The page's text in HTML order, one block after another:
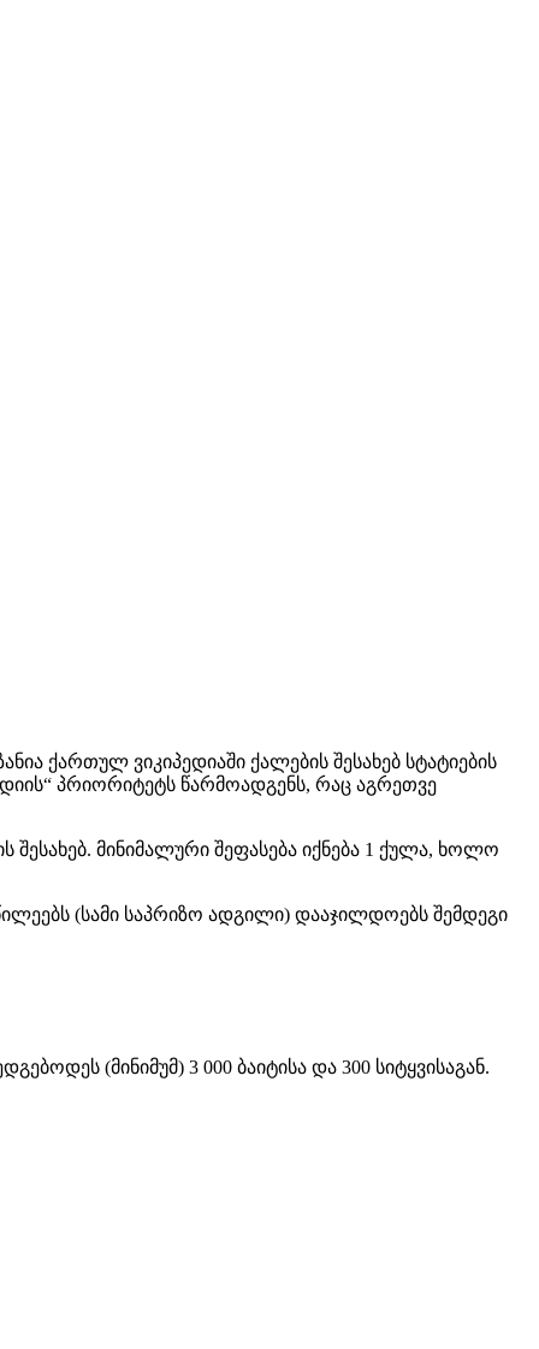
ქართულ ვიკიპედიაში ქალების შესახებ სტატიების
პრიორიტეტს წარმოადგენს, რაც აგრეთვე
შესახებ. მინიმალური შეფასება იქნება 1 ქულა, ხოლო
(სამი საპრიზო ადგილი) დააჯილდოებს შემდეგი
(მინიმუმ) 3 000 ბაიტისა და 300 სიტყვისაგან.